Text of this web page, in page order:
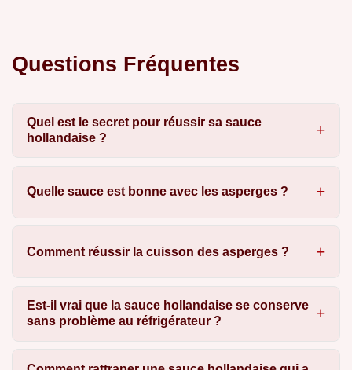
Questions Fréquentes
Quel est le secret pour réussir sa sauce
hollandaise ?
Quelle sauce est bonne avec les asperges ?
Comment réussir la cuisson des asperges ?
Est-il vrai que la sauce hollandaise se conserve
sans problème au réfrigérateur ?